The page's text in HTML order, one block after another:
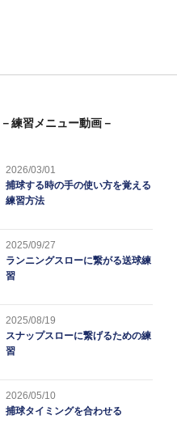
－練習メニュー動画－
2026/03/01
捕球する時の手の使い方を覚える
練習方法
2025/09/27
ランニングスローに繋がる送球練
習
2025/08/19
スナップスローに繋げるための練
習
2026/05/10
捕球タイミングを合わせる